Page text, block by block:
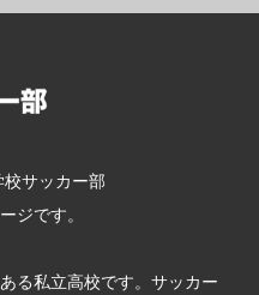
サッカー部
ジです。
る私立高校です。サッカー